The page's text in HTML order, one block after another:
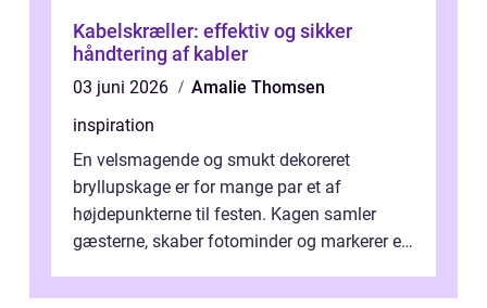
Kabelskræller: effektiv og sikker
håndtering af kabler
03 juni 2026
Amalie Thomsen
inspiration
En velsmagende og smukt dekoreret
bryllupskage er for mange par et af
højdepunkterne til festen. Kagen samler
gæsterne, skaber fotominder og markerer et
du ...